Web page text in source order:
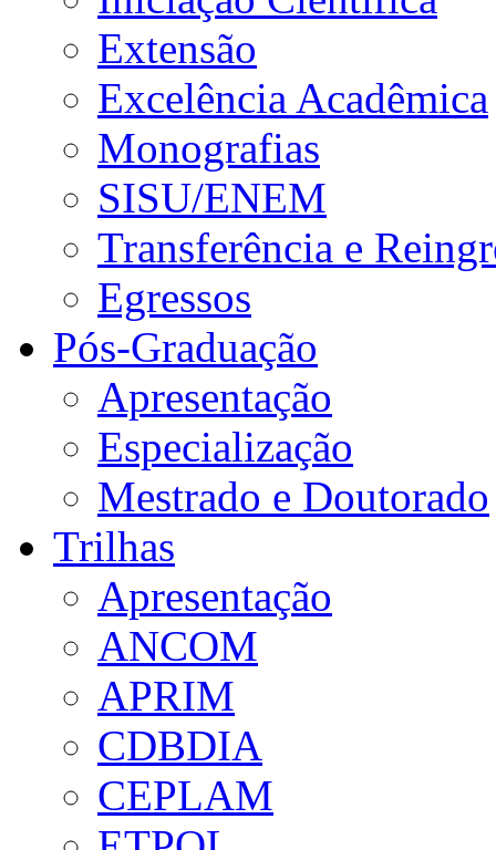
Extensão
Excelência Acadêmica
Monografias
SISU/ENEM
Transferência e
Egressos
Pós-Graduação
Apresentação
Especialização
Mestrado e Doutorado
Trilhas
Apresentação
ANCOM
APRIM
CDBDIA
CEPLAM